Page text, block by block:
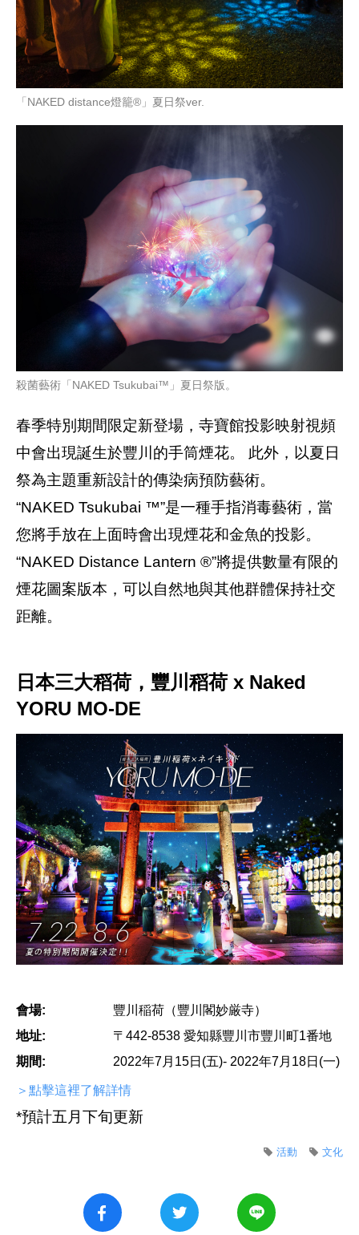
「NAKED distance燈籠®︎」夏日祭ver.
殺菌藝術「NAKED Tsukubai™」夏日祭版。
春季特別期間限定新登場，寺寶館投影映射視頻
中會出現誕生於豐川的手筒煙花。 此外，以夏日
祭為主題重新設計的傳染病預防藝術。
“NAKED Tsukubai ™️”是一種手指消毒藝術，當
您將手放在上面時會出現煙花和金魚的投影。
“NAKED Distance Lantern ®”將提供數量有限的
煙花圖案版本，可以自然地與其他群體保持社交
距離。
日本三大稻荷，豐川稻荷 x Naked
YORU MO-DE
會場:
豐川稲荷（豐川閣妙厳寺）
地址:
〒442-8538 愛知縣豐川市豐川町1番地
期間:
2022年7月15日(五)- 2022年7月18日(一)
＞點擊這裡了解詳情
*預計五月下旬更新
文化
活動